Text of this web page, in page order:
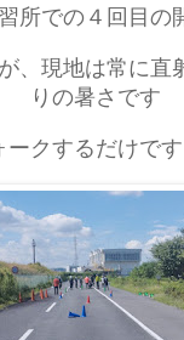
所での４回目の
、現地は常に直
りの暑さです
ークするだけで